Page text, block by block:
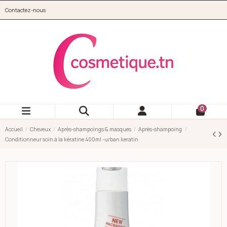
Contactez-nous
0
Accueil Cheveux Après-shampoings & masques
Après-shampoing
Conditionneur soin à la kératine 400ml -urban keratin